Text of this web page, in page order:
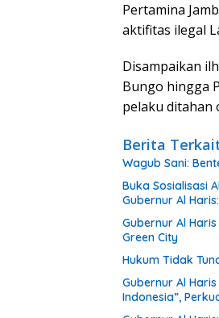
Pertamina
aktifitas ilegal
Disampaikan
Bungo hingga
pelaku ditahan
Berita
Wagub Sani:
Buka Sosialisasi
Gubernur Al
Gubernur Al
Green City
Hukum Tidak
Gubernur Al
Indonesia”,